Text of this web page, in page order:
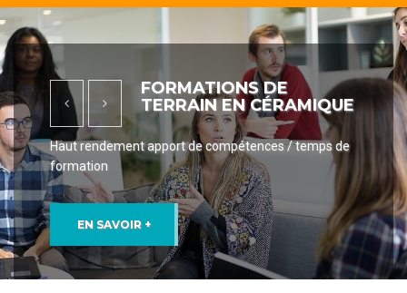
FORMATIONS DE
TERRAIN EN CÉRAMIQUE
Haut rendement apport de compétences / temps de
formation
EN SAVOIR +